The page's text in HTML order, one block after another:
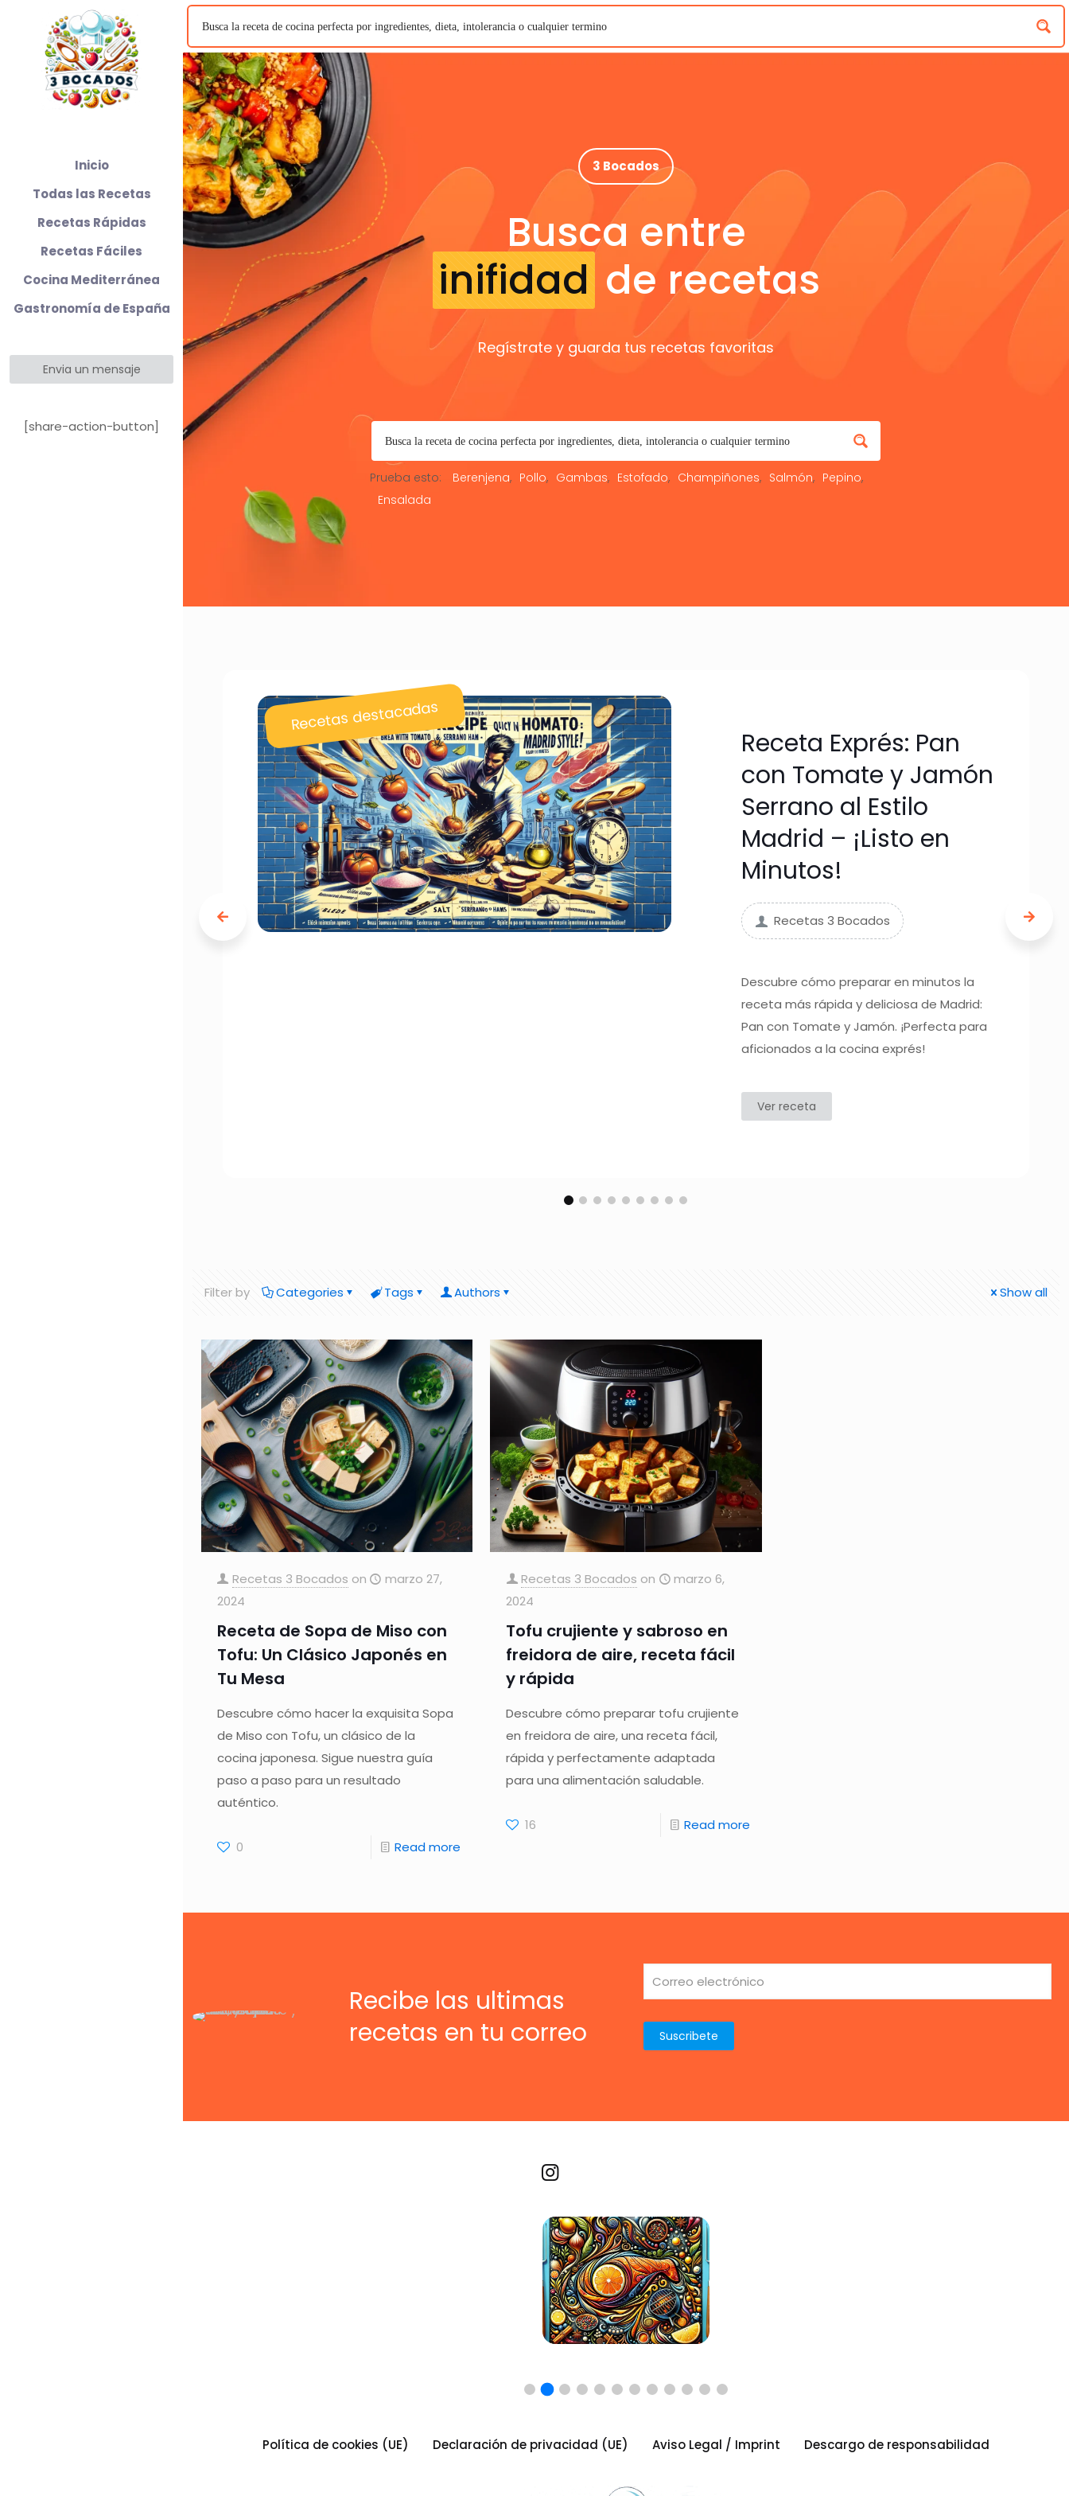
3 Bocados
Busca entre
inifidad de recetas
Regístrate y guarda tus recetas favoritas
Prueba esto: Berenjena Pollo Gambas Estofado Champiñones Salmón
Pepino
Ensalada
Recetas destacadas
Receta Exprés: Pan
con Tomate y Jamón
Serrano al Estilo
Madrid – ¡Listo en
Minutos!
Recetas 3 Bocados
Descubre cómo preparar en minutos la
receta más rápida y deliciosa de Madrid:
Pan con Tomate y Jamón. ¡Perfecta para
aficionados a la cocina exprés!
Ver receta
Filter by Categories Tags Authors Show all
Recetas 3 Bocados on
marzo 27,
2024
Receta de Sopa de Miso con
Tofu: Un Clásico Japonés en
Tu Mesa
Descubre cómo hacer la exquisita Sopa
de Miso con Tofu, un clásico de la
cocina japonesa. Sigue nuestra guía
paso a paso para un resultado
auténtico.
0 Read more
Recetas 3 Bocados on
marzo 6,
2024
Tofu crujiente y sabroso en
freidora de aire, receta fácil
y rápida
Descubre cómo preparar tofu crujiente
en freidora de aire, una receta fácil,
rápida y perfectamente adaptada
para una alimentación saludable.
16 Read more
Recibe las ultimas
recetas en tu correo
Política de cookies (UE) Declaración de privacidad (UE) Aviso Legal / Imprint Descargo de responsabilidad
Inicio
Todas las Recetas
Recetas Rápidas
Recetas Fáciles
Cocina Mediterránea
Gastronomía de España
Envia un mensaje
[share-action-button]